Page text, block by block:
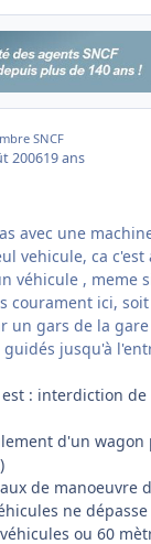
SNCF
200619 ans
avec une
vehicule, ca c'est
véhicule , meme
courament ici,
un gars de la
jusqu'à
: interdiction
d'un wagon
de manoeuvre
ne
ou 60